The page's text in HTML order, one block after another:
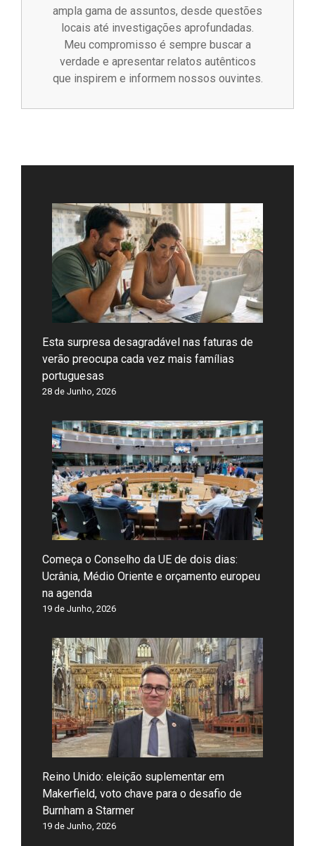
ampla gama de assuntos, desde questões
locais até investigações aprofundadas.
Meu compromisso é sempre buscar a
verdade e apresentar relatos autênticos
que inspirem e informem nossos ouvintes.
Esta surpresa desagradável nas faturas de
verão preocupa cada vez mais famílias
portuguesas
28 de Junho, 2026
Começa o Conselho da UE de dois dias:
Ucrânia, Médio Oriente e orçamento europeu
na agenda
19 de Junho, 2026
Reino Unido: eleição suplementar em
Makerfield, voto chave para o desafio de
Burnham a Starmer
19 de Junho, 2026